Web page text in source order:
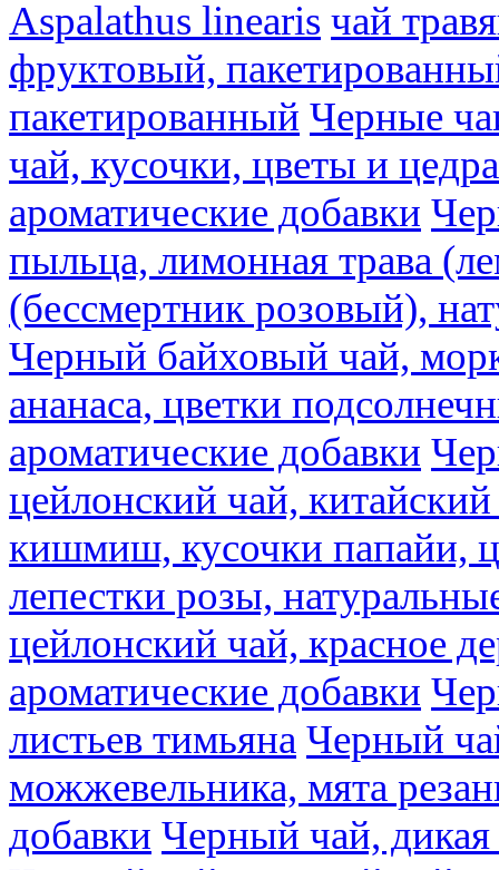
Aspalathus linearis чай
фруктовый,
пакетированный Черные
чай, кусочки, цветы и
ароматические добавки
пыльца, лимонная трава
(бессмертник розовый),
Черный байховый чай,
ананаса, цветки
ароматические добавки
цейлонский чай,
кишмиш, кусочки папайи,
лепестки розы,
цейлонский чай, красное
ароматические добавки
листьев тимьяна Черный
можжевельника, мята
добавки Черный чай,